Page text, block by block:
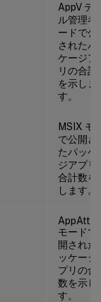
AppV デ
ル管理者
ードで公
されたパ
ケージア
リの合計
を示しま
す。
MSIX モ
で公開さ
たパッケ
ジアプリ
合計数を
します。
モードで
開された
ッケージ
プリの合
数を示し
す。